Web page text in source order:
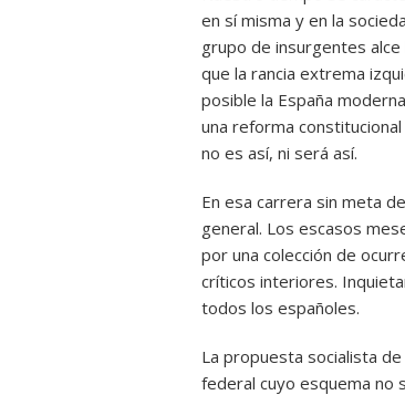
en sí misma y en la
grupo de insurgentes
que la rancia extrema
posible la España
una reforma
no es así, ni será así.
En esa carrera sin meta
general. Los escasos
por una colección de
críticos interiores.
todos los españoles.
La propuesta socialista
federal cuyo esquema no